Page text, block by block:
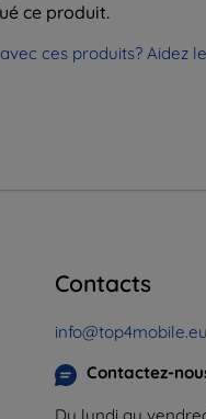
ce produit.
ces produits? Aidez
Contacts
info@top4mobile.eu
Contactez-
Du lundi au